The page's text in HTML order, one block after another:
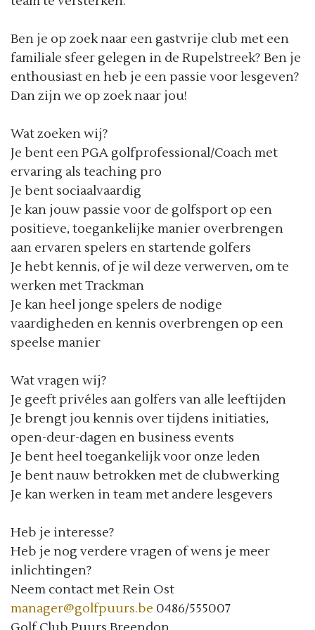
Ben je op zoek naar een gastvrije club met een
familiale sfeer gelegen in de Rupelstreek? Ben je
enthousiast en heb je een passie voor lesgeven?
Dan zijn we op zoek naar jou!
Wat zoeken wij?
Je bent een PGA golfprofessional/Coach met
ervaring als teaching pro
Je bent sociaalvaardig
Je kan jouw passie voor de golfsport op een
positieve, toegankelijke manier overbrengen
aan ervaren spelers en startende golfers
Je hebt kennis, of je wil deze verwerven, om te
werken met Trackman
Je kan heel jonge spelers de nodige
vaardigheden en kennis overbrengen op een
speelse manier
Wat vragen wij?
Je geeft privéles aan golfers van alle leeftijden
Je brengt jou kennis over tijdens initiaties,
open-deur-dagen en business events
Je bent heel toegankelijk voor onze leden
Je bent nauw betrokken met de clubwerking
Je kan werken in team met andere lesgevers
Heb je interesse?
Heb je nog verdere vragen of wens je meer
inlichtingen?
Neem contact met Rein Ost
manager@golfpuurs.be 0486/555007